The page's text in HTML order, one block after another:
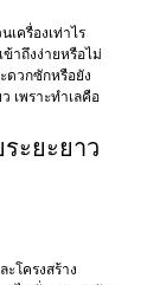
ครื่องเท่าไร
าถึงง่ายหรือไม่
ดวกซักหรือยัง
เพราะทำเลคือ
ะยะยาว
โครงสร้าง